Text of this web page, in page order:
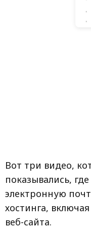
Вот три видео,
показывались,
электронную
хостинга,
веб-сайта.